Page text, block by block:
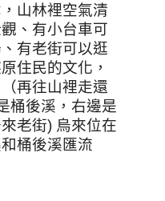
山林裡空氣清
、有小台車可
有老街可以逛
住民的文化，
再往山裡走還
桶後溪，右邊是
老街) 烏來位在
桶後溪匯流